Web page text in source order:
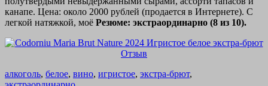
канапе. Цена: около 2000 рублей (продается в Интернете). С
легкой натяжкой, моё Резюме: экстраординарно (8 из 10).
алкоголь, белое, вино, игристое, экстра-брют,